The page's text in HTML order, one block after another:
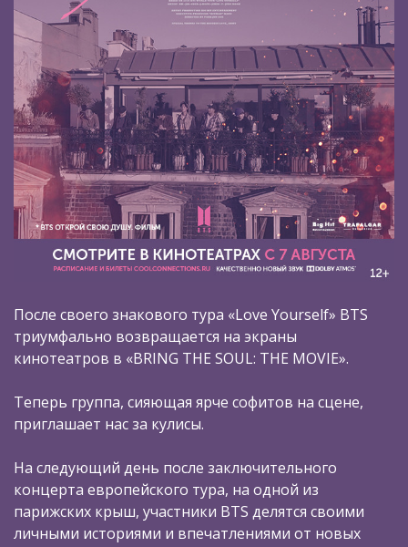
После своего знакового тура «Love Yourself» BTS
триумфально возвращается на экраны
кинотеатров в «BRING THE SOUL: THE MOVIE».
Теперь группа, сияющая ярче софитов на сцене,
приглашает нас за кулисы.
На следующий день после заключительного
концерта европейского тура, на одной из
парижских крыш, участники BTS делятся своими
личными историями и впечатлениями от новых